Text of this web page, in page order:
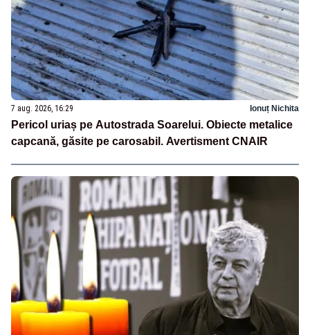
7 aug. 2026, 16:29 Ionuț Nichita
Pericol uriaș pe Autostrada Soarelui. Obiecte metalice
capcană, găsite pe carosabil. Avertisment CNAIR